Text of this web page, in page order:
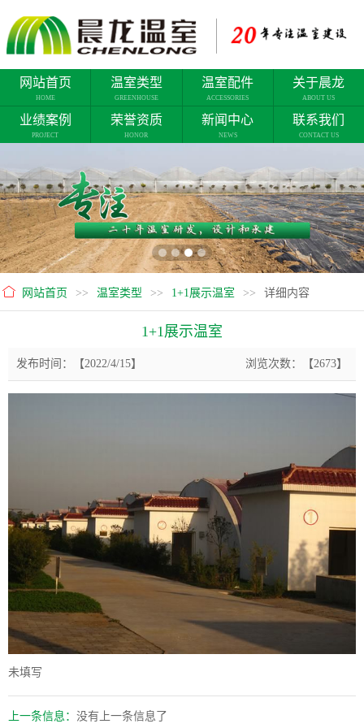
网站首页
HOME
温室类型
GREENHOUSE
温室配件
ACCESSORIES
关于晨龙
ABOUT US
业绩案例
PROJECT
荣誉资质
HONOR
新闻中心
NEWS
联系我们
CONTACT US
网站首页 >> 温室类型 >> 1+1展示温室 >> 详细内容
1+1展示温室
发布时间：【2022/4/15】 浏览次数：【2673】
未填写
上一条信息： 没有上一条信息了